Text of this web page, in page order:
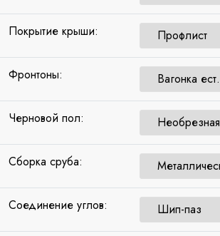
Покрытие крыши:
Фронтоны:
Черновой пол:
Сборка сруба:
Соединение углов: